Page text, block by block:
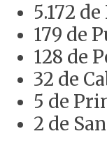
5.172
179 de
128 de
32 de
5 de
2 de